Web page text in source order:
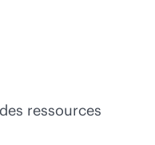
ressources